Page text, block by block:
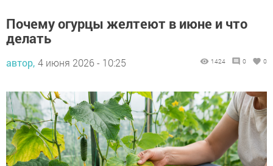
Почему огурцы желтеют в июне и что
делать
автор, 4 июня 2026 - 10:25 1424 0 0